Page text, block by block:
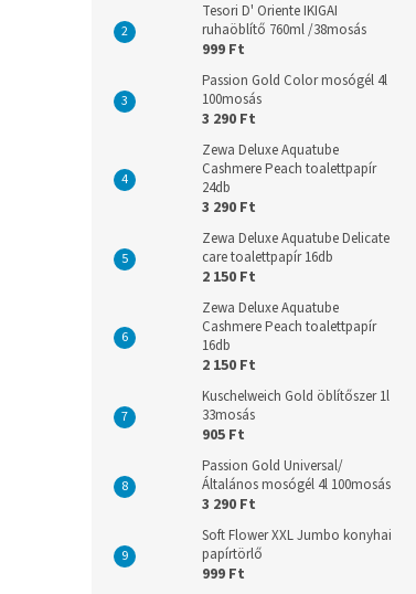
Tesori D' Oriente IKIGAI
ruhaöblítő 760ml /38mosás
999 Ft
Passion Gold Color mosógél 4l
100mosás
3 290 Ft
Zewa Deluxe Aquatube
Cashmere Peach toalettpapír
24db
3 290 Ft
Zewa Deluxe Aquatube Delicate
care toalettpapír 16db
2 150 Ft
Zewa Deluxe Aquatube
Cashmere Peach toalettpapír
16db
2 150 Ft
Kuschelweich Gold öblítőszer 1l
33mosás
905 Ft
Passion Gold Universal/
Általános mosógél 4l 100mosás
3 290 Ft
Soft Flower XXL Jumbo konyhai
papírtörlő
999 Ft